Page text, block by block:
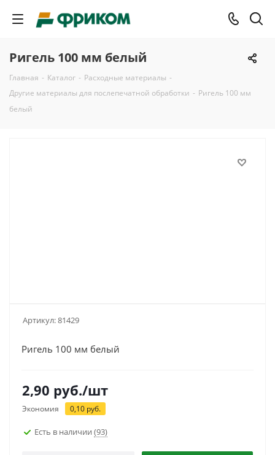
Ригель 100 мм белый
Главная - Каталог - Расходные материалы -
Другие материалы для послепечатной обработки - Ригель 100 мм
белый
Артикул:81429
Ригель 100 мм белый
2,90 руб./шт
Экономия 0,10 руб.
Есть в наличии (93)